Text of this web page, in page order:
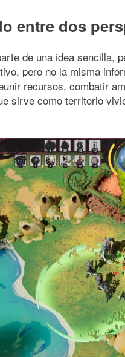
entre dos
de una idea sencilla,
pero no la misma
recursos, combatir
sirve como territorio